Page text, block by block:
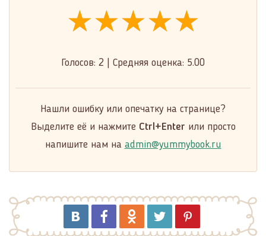
★★★★★
★★★★★
★★★★★
Голосов: 2 Средняя оценка: 5.00
Нашли ошибку или опечатку на странице?
Выделите её и нажмите Ctrl+Enter или просто
напишите нам на admin@yummybook.ru